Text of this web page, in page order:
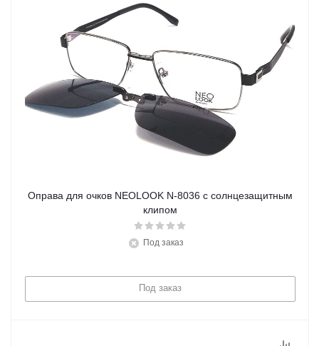
Оправа для очков NEOLOOK N-8036 с солнцезащитным
клипом
Под заказ
Под заказ